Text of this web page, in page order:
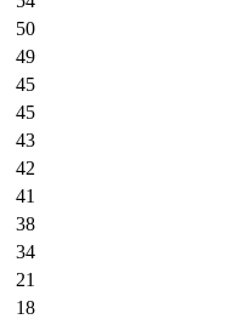
50
49
45
45
43
42
41
38
34
21
18